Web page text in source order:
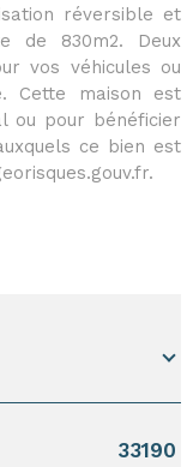
réversible et
de 830m2. Deux
vos véhicules ou
Cette maison est
ou pour bénéficier
ce bien est
33190